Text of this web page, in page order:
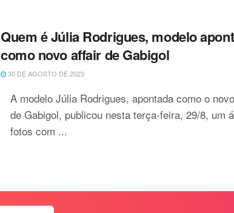
Quem é Júlia Rodrigues, modelo
como novo affair de Gabigol
30 DE AGOSTO DE 2023
A modelo Júlia Rodrigues, apontada como o
de Gabigol, publicou nesta terça-feira, 29/8, um
fotos com ...